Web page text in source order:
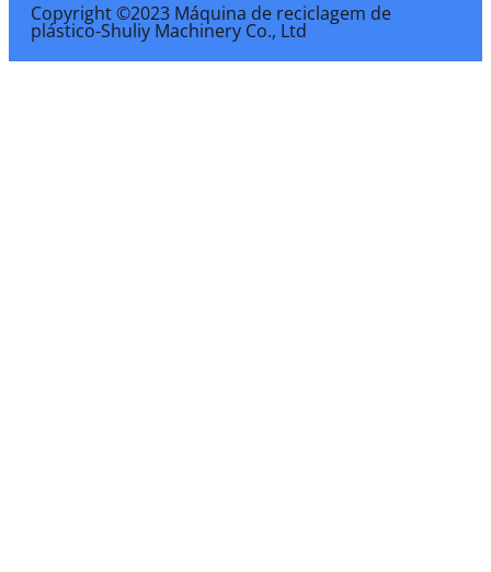
Copyright ©2023 Máquina de reciclagem de
plástico-Shuliy Machinery Co., Ltd